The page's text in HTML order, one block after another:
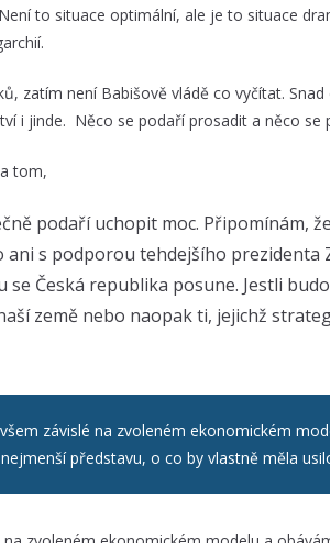
to situace optimální, ale je to situace
zatím není Babišově vládě co vyčítat.
i jinde. Něco se podaří prosadit a něco se
tom,
podaří uchopit moc. Připomínám,
s podporou tehdejšího prezidenta
se Česká republika posune. Jestli
země nebo naopak ti, jejichž
závislé na zvoleném ekonomickém
představu, o co by vlastně měla